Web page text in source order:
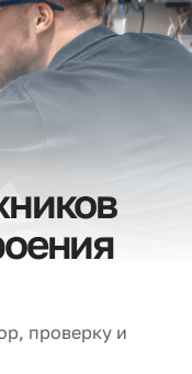
проверку и